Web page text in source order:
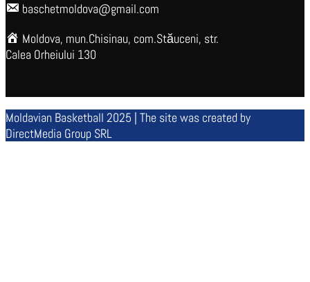
baschetmoldova@gmail.com
Moldova, mun.Chisinau, com.Stăuceni, str.
Calea Orheiului 130
Moldavian Basketball 2025 | The site was created by
DirectMedia Group SRL